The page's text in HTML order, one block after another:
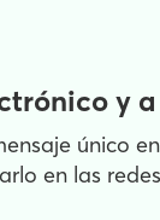
y
único
en las